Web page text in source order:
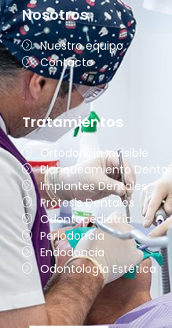
Nosotros
Nuestro equipo
Contacto
Tratamientos
Ortodoncia Invisible
Blanqueamiento Dental
Implantes Dentales
Prótesis Dentales
Odontopediatría
Periodoncia
Endodoncia
Odontología Estética